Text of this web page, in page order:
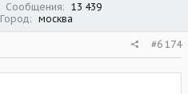
Сообщения
13 439
Город москва
#6 174